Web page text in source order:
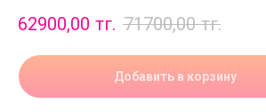
62900,00 тг. 71700,00 тг.
Добавить в корзину